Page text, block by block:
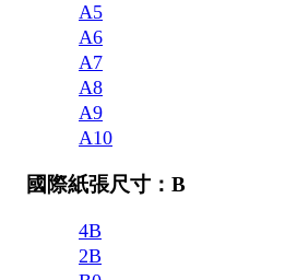
A5
A6
A7
A8
A9
A10
國際紙張尺寸：B
4B
2B